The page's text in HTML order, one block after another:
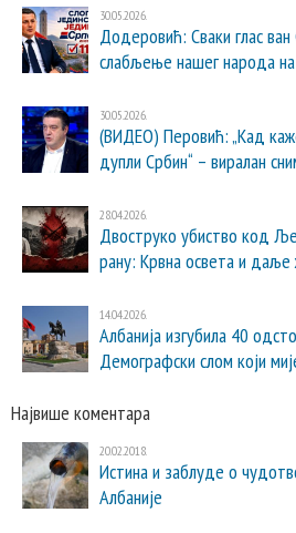
30.05.2026.
Додеровић: Сваки глас ван
слабљење нашег народа
30.05.2026.
(ВИДЕО) Перовић: „Кад
дупли Србин“ – виралан
28.04.2026.
Двоструко убиство код
рану: Крвна освета и даље
14.04.2026.
Албанија изгубила 40
Демографски слом који
Највише коментара
20.02.2018.
Истина и заблуде о
Албаније